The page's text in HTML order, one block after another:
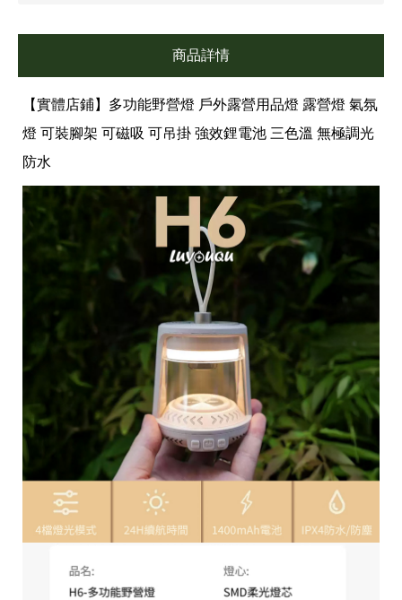
商品詳情
【實體店鋪】多功能野營燈 戶外露營用品燈 露營燈 氣氛
燈 可裝腳架 可磁吸 可吊掛 強效鋰電池 三色溫 無極調光
防水